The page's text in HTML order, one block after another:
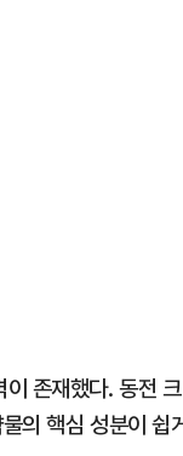
존재했다. 동전 크
의 핵심 성분이 쉽